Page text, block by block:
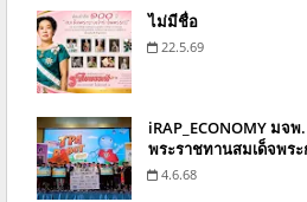
ไม่มีชื่อ
22.5.69
iRAP_ECONOMY มจ
พระราชทานสมเด็จพร
4.6.68